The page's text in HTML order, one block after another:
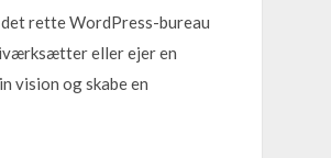
rette WordPress-bureau
eller ejer en
vision og skabe en